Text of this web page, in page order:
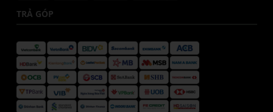
TRẢ GÓP